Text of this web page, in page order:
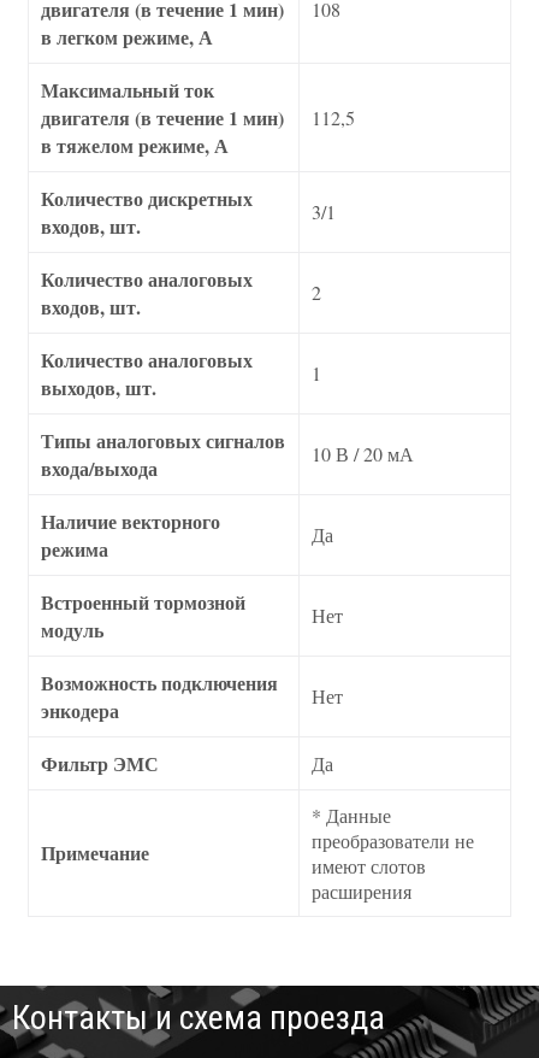
двигателя (в течение 1 мин)
в легком режиме, А
108
Максимальный ток
двигателя (в течение 1 мин)
в тяжелом режиме, А
112,5
Количество дискретных
входов, шт.
3/1
Количество аналоговых
входов, шт.
2
Количество аналоговых
выходов, шт.
1
Типы аналоговых сигналов
входа/выхода
10 В / 20 мА
Наличие векторного
режима
Да
Встроенный тормозной
модуль
Нет
Возможность подключения
энкодера
Нет
Фильтр ЭМС Да
Примечание
* Данные
преобразователи не
имеют слотов
расширения
Контакты и схема проезда